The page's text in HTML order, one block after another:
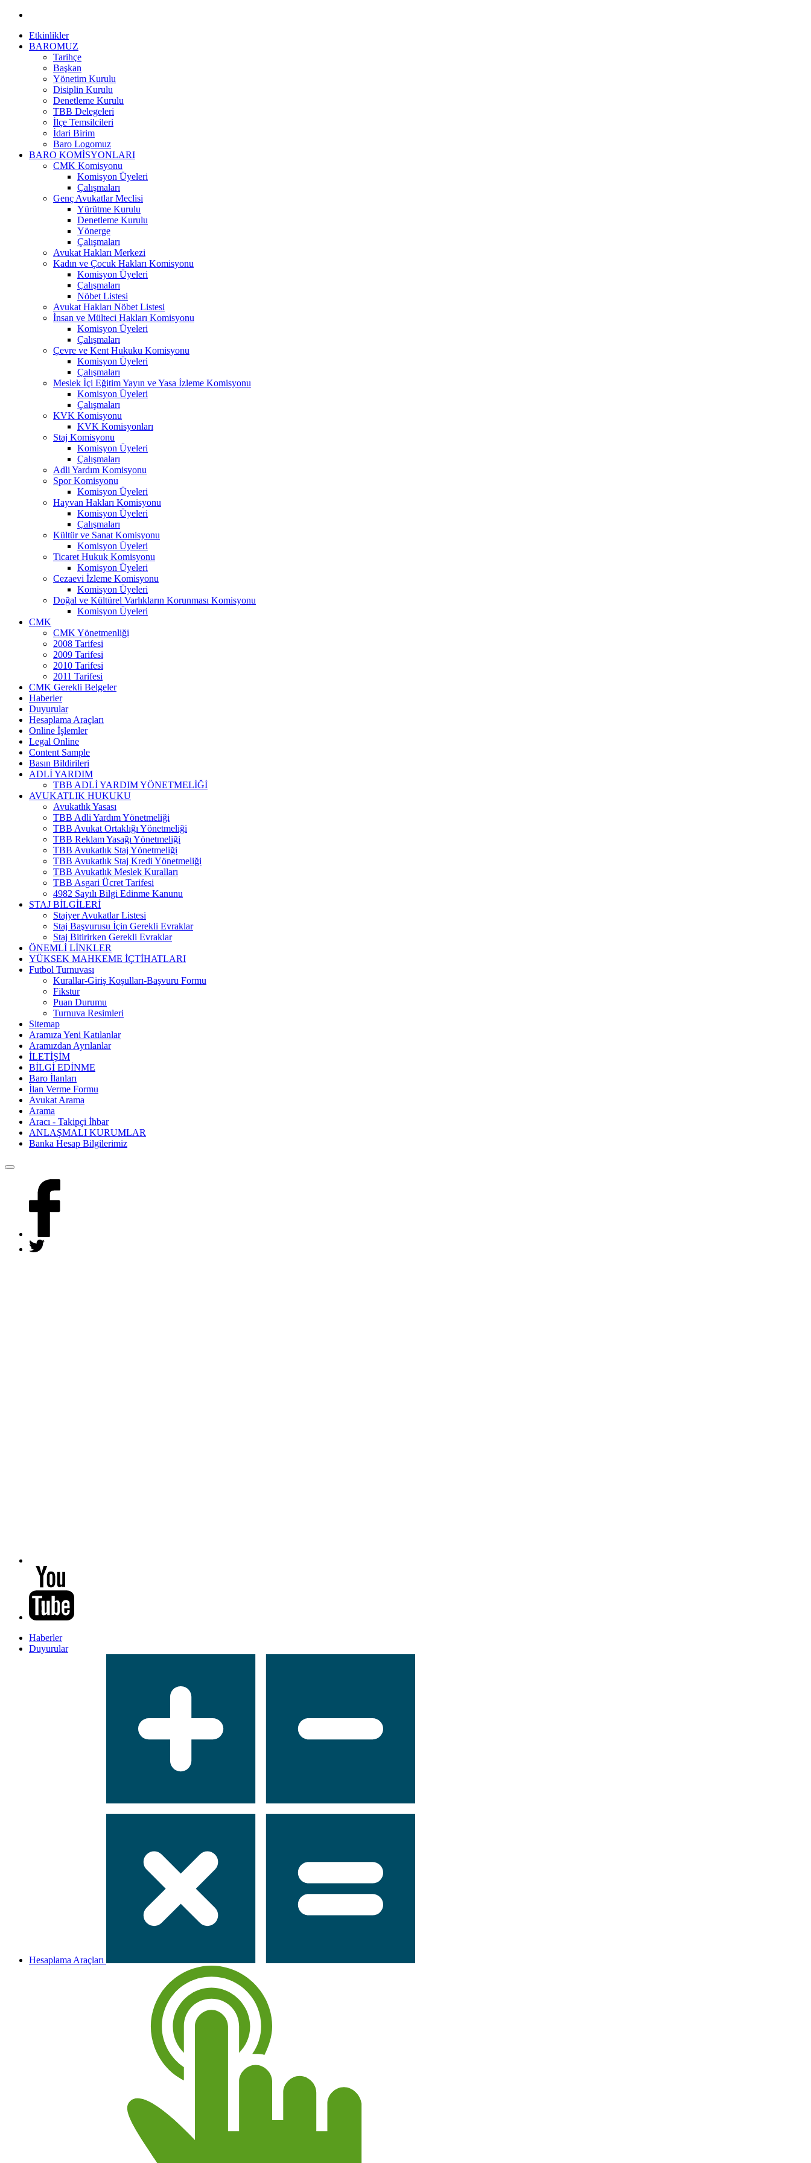
Etkinlikler
BAROMUZ
Tarihçe
Başkan
Yönetim Kurulu
Disiplin Kurulu
Denetleme Kurulu
TBB Delegeleri
İlçe Temsilcileri
İdari Birim
Baro Logomuz
BARO KOMİSYONLARI
CMK Komisyonu
Komisyon Üyeleri
Çalışmaları
Genç Avukatlar Meclisi
Yürütme Kurulu
Denetleme Kurulu
Yönerge
Çalışmaları
Avukat Hakları Merkezi
Kadın ve Çocuk Hakları Komisyonu
Komisyon Üyeleri
Çalışmaları
Nöbet Listesi
Avukat Hakları Nöbet Listesi
İnsan ve Mülteci Hakları Komisyonu
Komisyon Üyeleri
Çalışmaları
Çevre ve Kent Hukuku Komisyonu
Komisyon Üyeleri
Çalışmaları
Meslek İçi Eğitim Yayın ve Yasa İzleme Komisyonu
Komisyon Üyeleri
Çalışmaları
KVK Komisyonu
KVK Komisyonları
Staj Komisyonu
Komisyon Üyeleri
Çalışmaları
Adli Yardım Komisyonu
Spor Komisyonu
Komisyon Üyeleri
Hayvan Hakları Komisyonu
Komisyon Üyeleri
Çalışmaları
Kültür ve Sanat Komisyonu
Komisyon Üyeleri
Ticaret Hukuk Komisyonu
Komisyon Üyeleri
Cezaevi İzleme Komisyonu
Komisyon Üyeleri
Doğal ve Kültürel Varlıkların Korunması Komisyonu
Komisyon Üyeleri
CMK
CMK Yönetmenliği
2008 Tarifesi
2009 Tarifesi
2010 Tarifesi
2011 Tarifesi
CMK Gerekli Belgeler
Haberler
Duyurular
Hesaplama Araçları
Online İşlemler
Legal Online
Content Sample
Basın Bildirileri
ADLİ YARDIM
TBB ADLİ YARDIM YÖNETMELİĞİ
AVUKATLIK HUKUKU
Avukatlık Yasası
TBB Adli Yardım Yönetmeliği
TBB Avukat Ortaklığı Yönetmeliği
TBB Reklam Yasağı Yönetmeliği
TBB Avukatlık Staj Yönetmeliği
TBB Avukatlık Staj Kredi Yönetmeliği
TBB Avukatlık Meslek Kuralları
TBB Asgari Ücret Tarifesi
4982 Sayılı Bilgi Edinme Kanunu
STAJ BİLGİLERİ
Stajyer Avukatlar Listesi
Staj Başvurusu İçin Gerekli Evraklar
Staj Bitirirken Gerekli Evraklar
ÖNEMLİ LİNKLER
YÜKSEK MAHKEME İÇTİHATLARI
Futbol Turnuvası
Kurallar-Giriş Koşulları-Başvuru Formu
Fikstur
Puan Durumu
Turnuva Resimleri
Sitemap
Aramıza Yeni Katılanlar
Aramızdan Ayrılanlar
İLETİŞİM
BİLGİ EDİNME
Baro İlanları
İlan Verme Formu
Avukat Arama
Arama
Aracı - Takipçi İhbar
ANLAŞMALI KURUMLAR
Banka Hesap Bilgilerimiz
Haberler
Duyurular
Hesaplama Araçları